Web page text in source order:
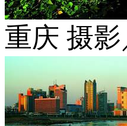
重庆 摄